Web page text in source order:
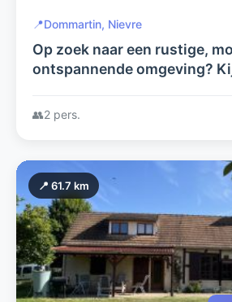
📍Dommartin, Nievre
Op zoek naar een rustige,
ontspannende omgeving?
👥2 pers.
📍 61.7 km